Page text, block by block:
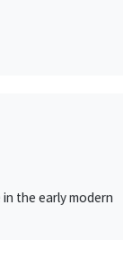
the early modern